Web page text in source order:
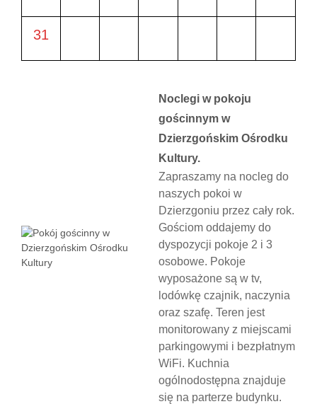
31
Noclegi w pokoju
gościnnym w
Dzierzgońskim Ośrodku
Kultury.
Zapraszamy na nocleg do
naszych pokoi w
Dzierzgoniu przez cały rok.
Gościom oddajemy do
dyspozycji pokoje 2 i 3
osobowe. Pokoje
wyposażone są w tv,
lodówkę czajnik, naczynia
oraz szafę. Teren jest
monitorowany z miejscami
parkingowymi i bezpłatnym
WiFi. Kuchnia
ogólnodostępna znajduje
się na parterze budynku.